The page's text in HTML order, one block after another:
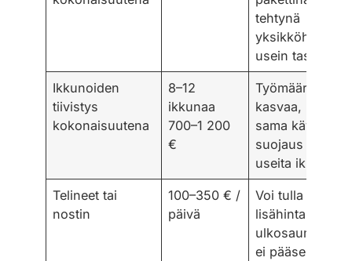
tehtynä
yksikköhinta
usein tasoittuu
Ikkunoiden
tiivistys
kokonaisuutena
8–12
ikkunaa
700–1 200
€
Työmäärä
kasvaa, mutta
sama käynti ja
suojaus
useita ikkunoita
Telineet tai
nostin
100–350 € /
päivä
Voi tulla
lisähintana, jos
ulkosaumoihin
ei pääse